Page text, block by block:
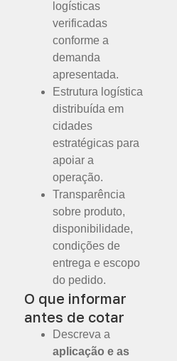
logísticas
verificadas
conforme a
demanda
apresentada.
Estrutura logística
distribuída em
cidades
estratégicas para
apoiar a
operação.
Transparência
sobre produto,
disponibilidade,
condições de
entrega e escopo
do pedido.
O que informar
antes de cotar
Descreva a
aplicação e as